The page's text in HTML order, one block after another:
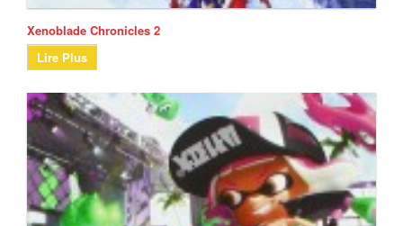
Xenoblade Chronicles 2
Lire Plus